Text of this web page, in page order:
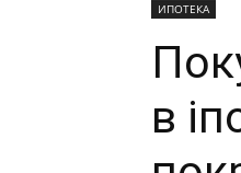
ИПОТЕКА
в